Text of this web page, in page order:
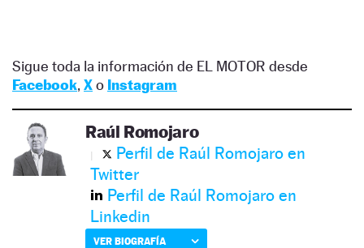
Sigue toda la información de EL MOTOR desde
Facebook, Xo Instagram
Raúl Romojaro
Perfil de Raúl Romojaro en
Twitter
Perfil de Raúl Romojaro en
Linkedin
VER BIOGRAFÍA